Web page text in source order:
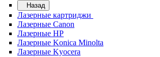
Назад
Лазерные картриджи
Лазерные Canon
Лазерные HP
Лазерные Konica Minolta
Лазерные Kyocera